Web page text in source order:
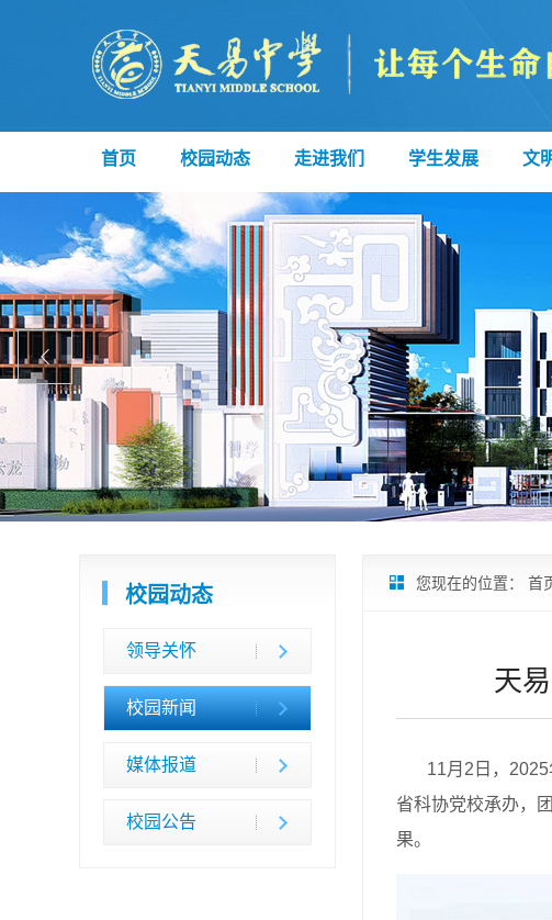
首页 校园动态 走进我们 学生发展 文

校园动态
领导关怀
校园新闻
媒体报道
校园公告
您现在的位置： 首
天
11月2日，2025
省科协党校承办，
果。